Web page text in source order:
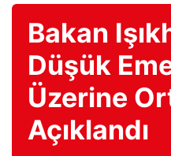
Bakan
Düşük
Üzerine
Açıklandı